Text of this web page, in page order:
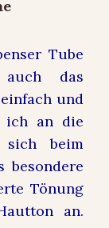
Tube
das
und
ich an die
sich beim
besondere
Tönung
an.